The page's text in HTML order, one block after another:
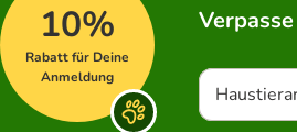
10%
Rabatt für Deine
Anmeldung